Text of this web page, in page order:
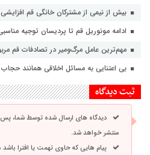
بیش از نیمی از مشترکان خانگی قم افزایشی
ادامه مونوریل قم تا پردیسان توجیه
مهم‌ترین عامل مرگ‌ومیر در تصادفات قم
بی اعتنایی به مسائل اخلاقی همانند
ثبت دیدگاه
دیدگاه های ارسال شده توسط شما،
منتشر خواهد شد.
پیام هایی که حاوی تهمت یا افترا